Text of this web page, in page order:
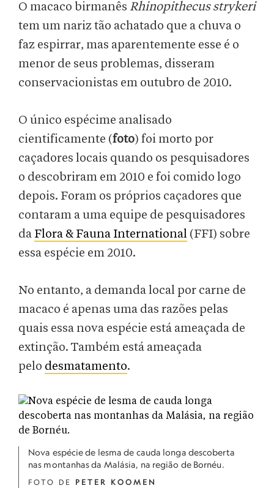
O macaco birmanês Rhinopithecus strykeri
tem um nariz tão achatado que a chuva o
faz espirrar, mas aparentemente esse é o
menor de seus problemas, disseram
conservacionistas em outubro de 2010.
O único espécime analisado
cientificamente (foto) foi morto por
caçadores locais quando os pesquisadores
o descobriram em 2010 e foi comido logo
depois. Foram os próprios caçadores que
contaram a uma equipe de pesquisadores
da Flora & Fauna International (FFI) sobre
essa espécie em 2010.
No entanto, a demanda local por carne de
macaco é apenas uma das razões pelas
quais essa nova espécie está ameaçada de
extinção. Também está ameaçada
pelo desmatamento.
Nova espécie de lesma de cauda longa descoberta
nas montanhas da Malásia, na região de Bornéu.
FOTO DE PETER KOOMEN